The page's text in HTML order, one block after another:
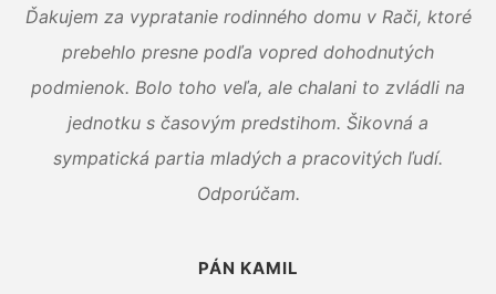
Ďakujem za vypratanie rodinného domu v Rači, ktoré
prebehlo presne podľa vopred dohodnutých
podmienok. Bolo toho veľa, ale chalani to zvládli na
jednotku s časovým predstihom. Šikovná a
sympatická partia mladých a pracovitých ľudí.
Odporúčam.
PÁN KAMIL